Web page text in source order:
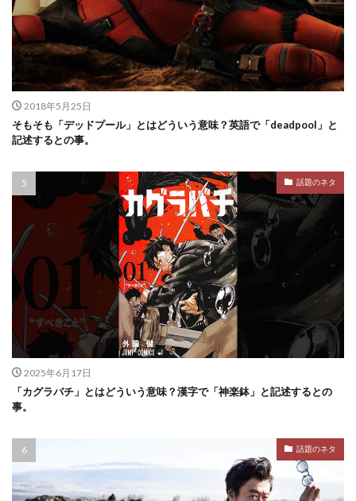
2018年5月25日
そもそも「デッドプール」とはどういう意味？英語で「deadpool」と
記述するとの事。
話題のネタ
2025年6月17日
「カグラバチ」とはどういう意味？漢字で「神楽鉢」と記述するとの
事。
話題のネタ